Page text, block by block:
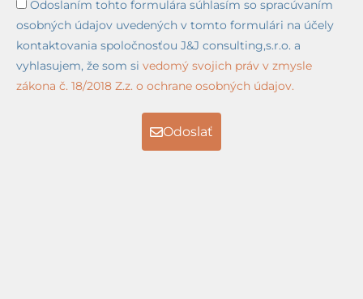
Odoslaním tohto formulára súhlasím so spracúvaním
osobných údajov uvedených v tomto formulári na účely
kontaktovania spoločnosťou J&J consulting,s.r.o. a
vyhlasujem, že som si vedomý svojich práv v zmysle
zákona č. 18/2018 Z.z. o ochrane osobných údajov.
Odoslať